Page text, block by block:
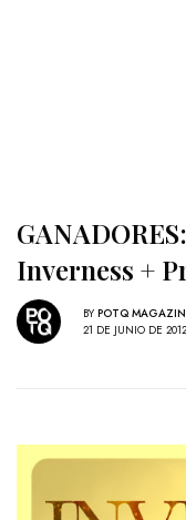
Inverness +
BY POTQ
21 DE JUNIO DE 2012